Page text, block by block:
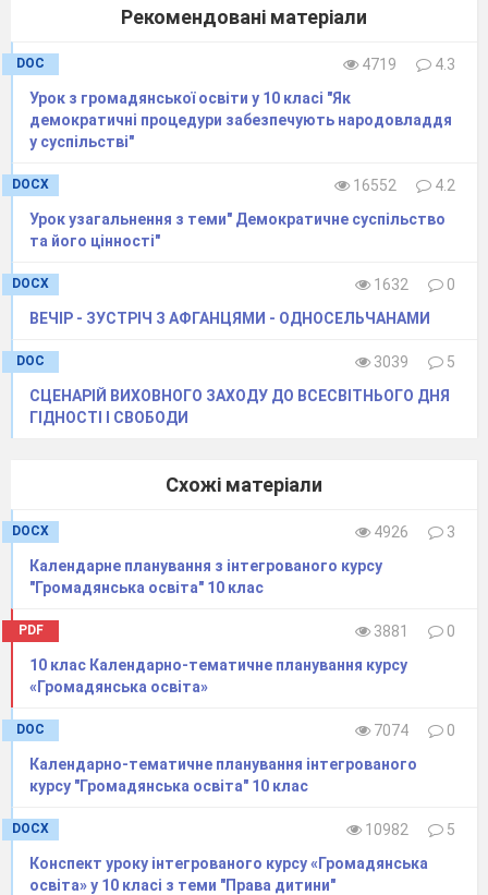
Закінчити речення. «Цінність демократії
Визначте місце демократії у вашому житті.
Якщо ви отримали більшість відповідей «так», то маєте
демократичне оточення, в якому перебуваєте. В іншому
випадку будемо разом вчитися покращувати ситуацію
Збори в Афінах
Рекомендовані матеріали
DOC 4719
4.3
Урок з громадянської освіти у 10 класі "Як
демократичні процедури забезпечують народовладдя
у суспільстві"
DOCX 16552
4.2
Урок узагальнення з теми" Демократичне суспільство
та його цінності"
DOCX 1632
0
ВЕЧІР - ЗУСТРІЧ З АФГАНЦЯМИ - ОДНОСЕЛЬЧАНАМИ
DOC 3039
5
СЦЕНАРІЙ ВИХОВНОГО ЗАХОДУ ДО ВСЕСВІТНЬОГО ДНЯ
ГІДНОСТІ І СВОБОДИ
Схожі матеріали
DOCX 4926
3
Календарне планування з інтегрованого курсу
"Громадянська освіта" 10 клас
PDF 3881
0
10 клас Календарно-тематичне планування курсу
«Громадянська освіта»
DOC 7074
0
Календарно-тематичне планування інтегрованого
курсу "Громадянська освіта" 10 клас
DOCX 10982
5
Конспект уроку інтегрованого курсу «Громадянська
освіта» у 10 класі з теми "Права дитини"